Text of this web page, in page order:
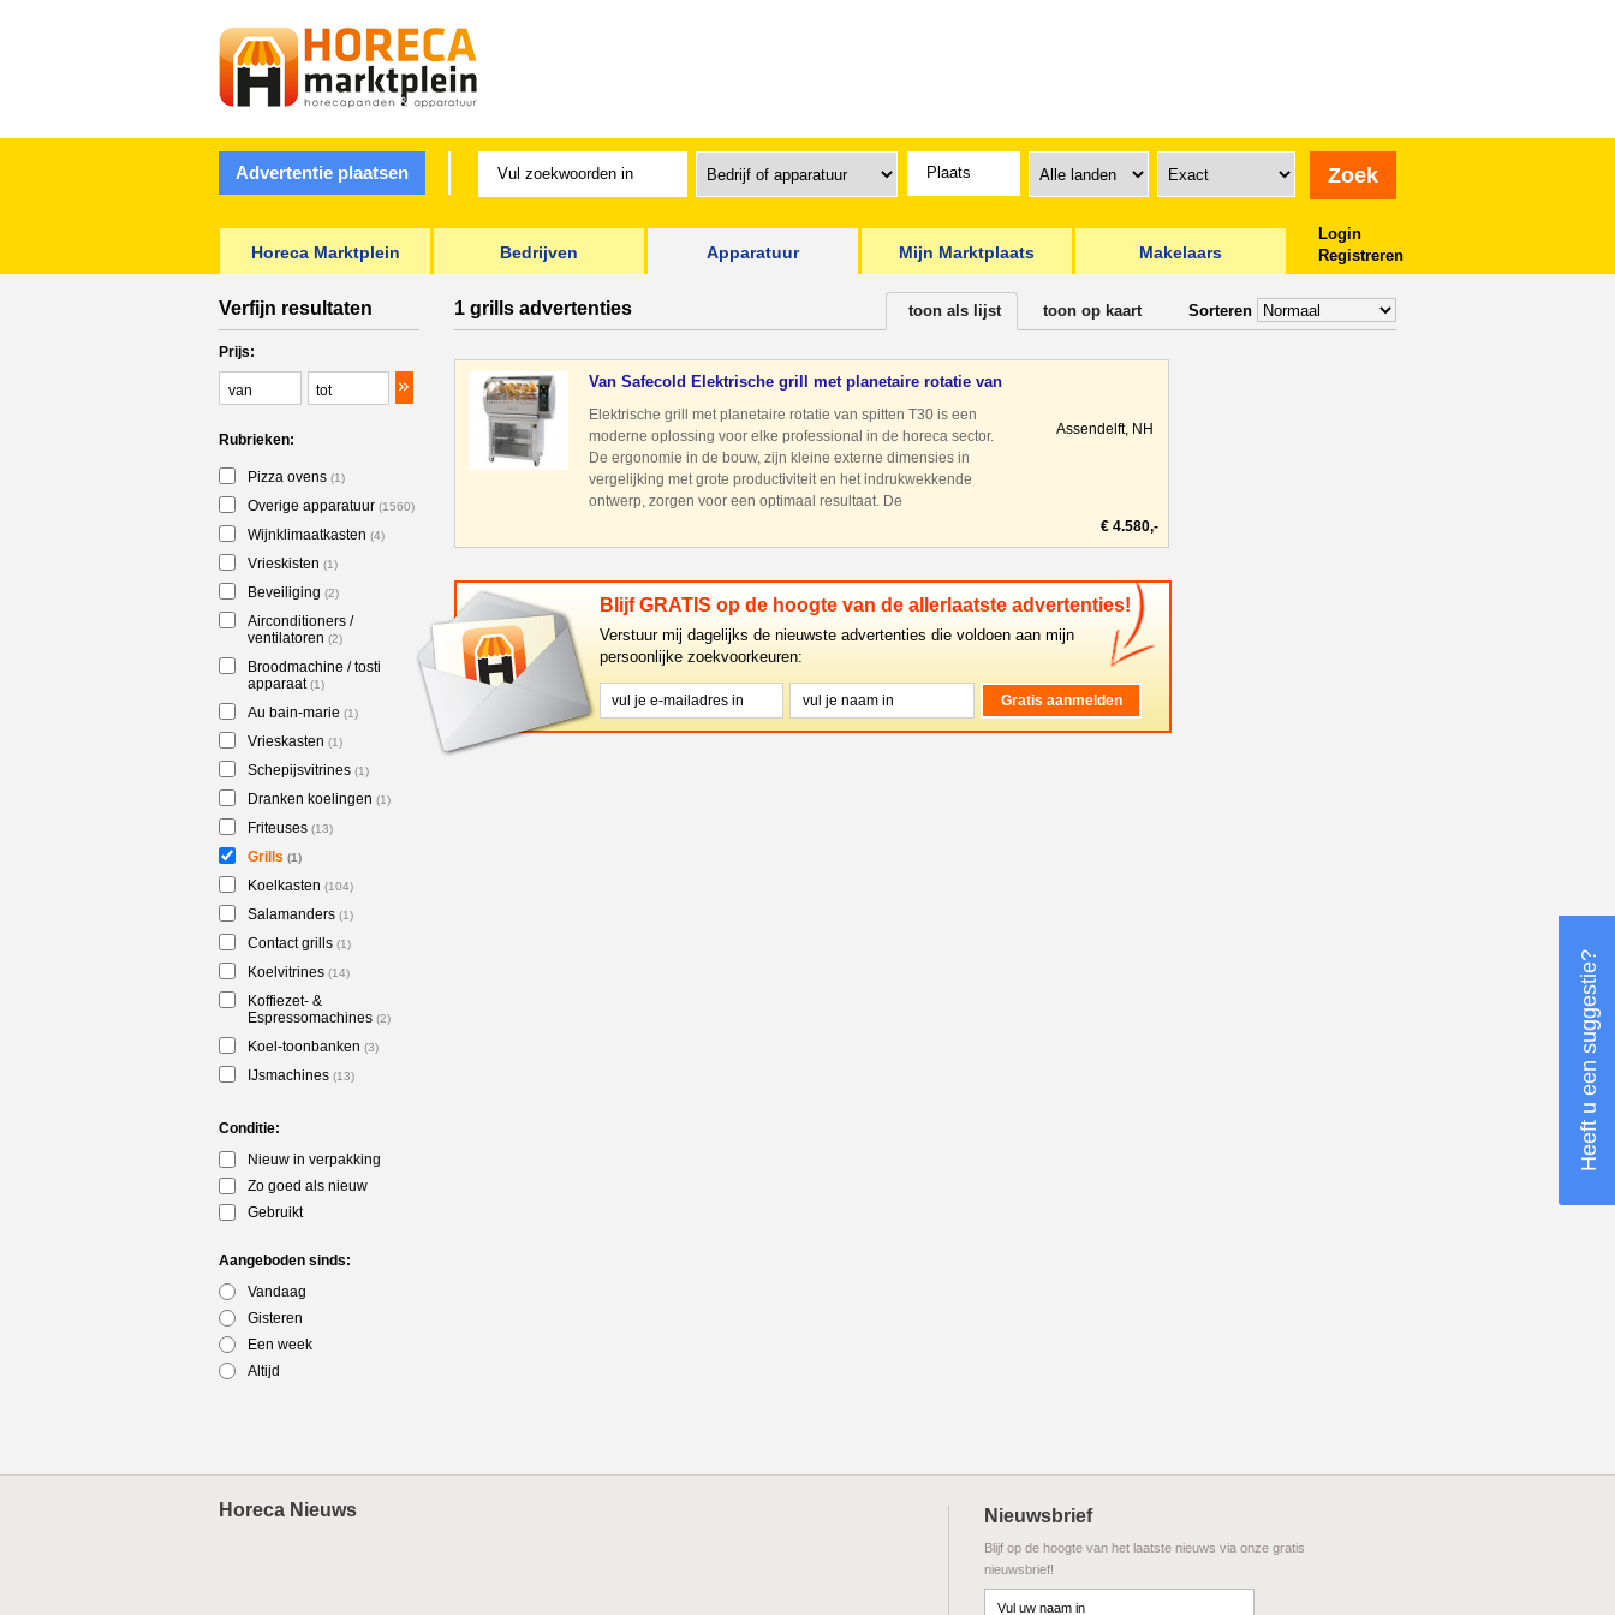
Advertentie plaatsen
Horeca Marktplein Bedrijven Apparatuur Mijn Marktplaats Makelaars
Login
Registreren
Verfijn resultaten
Prijs:
Rubrieken:
Pizza ovens (1)
Overige apparatuur (1560)
Wijnklimaatkasten (4)
Vrieskisten (1)
Beveiliging (2)
Airconditioners /
ventilatoren (2)
Broodmachine / tosti
apparaat(1)
Au bain-marie (1)
Vrieskasten (1)
Schepijsvitrines (1)
Dranken koelingen (1)
Friteuses (13)
Grills (1)
Koelkasten (104)
Salamanders (1)
Contact grills (1)
Koelvitrines (14)
Koffiezet- &
Espressomachines (2)
Koel-toonbanken (3)
IJsmachines (13)
Conditie:
Nieuw in verpakking
Zo goed als nieuw
Gebruikt
Aangeboden sinds:
Vandaag
Gisteren
Een week
Altijd
1 grills advertenties Sorteren
toon als lijst toon op kaart
Van Safecold Elektrische grill met planetaire rotatie van
Elektrische grill met planetaire rotatie van spitten T30 is een
moderne oplossing voor elke professional in de horeca sector.
De ergonomie in de bouw, zijn kleine externe dimensies in
vergelijking met grote productiviteit en het indrukwekkende
ontwerp, zorgen voor een optimaal resultaat. De
Assendelft, NH
€ 4.580,-
Blijf GRATIS op de hoogte van de allerlaatste advertenties!
Verstuur mij dagelijks de nieuwste advertenties die voldoen aan mijn
persoonlijke zoekvoorkeuren:
Horeca Nieuws Nieuwsbrief
Blijf op de hoogte van het laatste nieuws via onze gratis
nieuwsbrief!
Heeft u een suggestie?